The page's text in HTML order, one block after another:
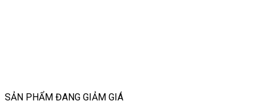
SẢN PHẨM ĐANG GIẢM GIÁ